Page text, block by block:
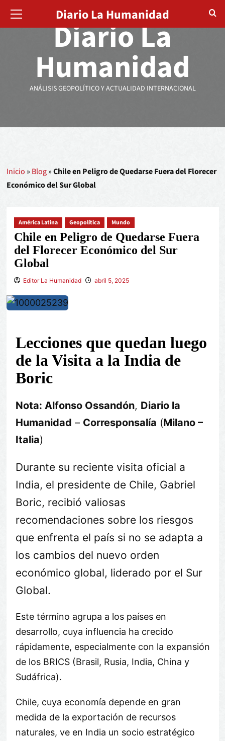
Diario La
Humanidad
ANÁLISIS GEOPOLÍTICO Y ACTUALIDAD INTERNACIONAL
Diario La Humanidad
Inicio » Blog»Chile en Peligro de Quedarse Fuera del Florecer
Económico del Sur Global
América Latina Geopolítica Mundo
Chile en Peligro de Quedarse Fuera
del Florecer Económico del Sur
Global
Editor La Humanidad abril 5, 2025
Lecciones que quedan luego
de la Visita a la India de
Boric
Nota: Alfonso Ossandón, Diario la
Humanidad – Corresponsalía (Milano –
Italia)
Durante su reciente visita oficial a
India, el presidente de Chile, Gabriel
Boric, recibió valiosas
recomendaciones sobre los riesgos
que enfrenta el país si no se adapta a
los cambios del nuevo orden
económico global, liderado por el Sur
Global.
Este término agrupa a los países en
desarrollo, cuya influencia ha crecido
rápidamente, especialmente con la expansión
de los BRICS (Brasil, Rusia, India, China y
Sudáfrica).
Chile, cuya economía depende en gran
medida de la exportación de recursos
naturales, ve en India un socio estratégico